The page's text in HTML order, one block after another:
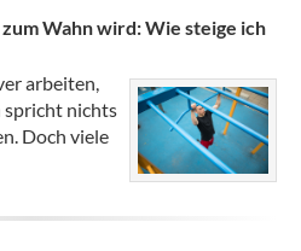
Wahn wird: Wie steige ich
arbeiten,
spricht nichts
Doch viele